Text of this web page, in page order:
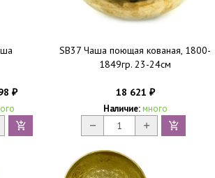
₽
SB37 Чаша поющая кованая, 1800-
1849гр. 23-24см
18 621 ₽
Наличие: много